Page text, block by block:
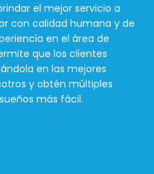
el mejor servicio a
con calidad humana y de
en el área de
que los clientes
en las mejores
y obtén múltiples
más fácil.